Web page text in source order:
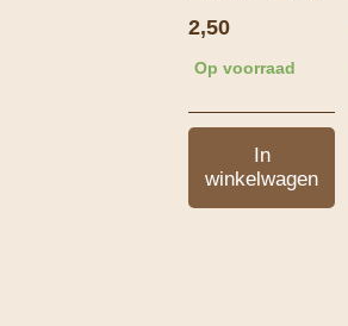
2,50
Op voorraad
In
winkelwagen